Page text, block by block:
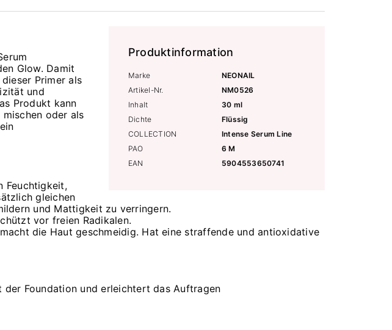
Produktinformation
Marke
NEONAIL
Artikel-Nr.
NM0526
Inhalt
30 ml
Dichte
Flüssig
COLLECTION
Intense Serum Line
PAO
6 M
EAN
5904553650741
Glow. Damit
Primer als
und
Produkt kann
oder als
Feuchtigkeit,
gleichen
und Mattigkeit zu verringern.
vor freien Radikalen.
die Haut geschmeidig. Hat eine straffende und antioxidative
Foundation und erleichtert das Auftragen